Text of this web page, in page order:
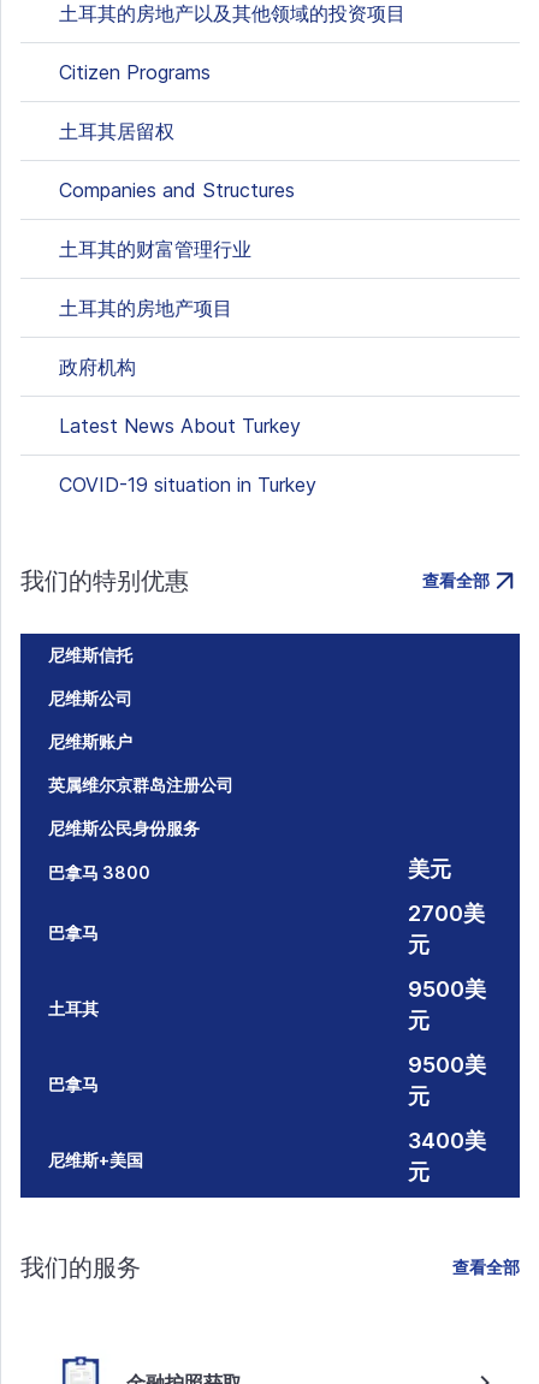
土耳其的房地产以及其他领域的投资项目
Citizen Programs
土耳其居留权
Companies and Structures
土耳其的财富管理行业
土耳其的房地产项目
政府机构
Latest News About Turkey
COVID-19 situation in Turkey
我们的特别优惠 查看全部
尼维斯信托
尼维斯公司
尼维斯账户
英属维尔京群岛注册公司
尼维斯公民身份服务
巴拿马 3800 美元
巴拿马
2700美
元
土耳其
9500美
元
巴拿马
9500美
元
尼维斯+美国
3400美
元
我们的服务 查看全部